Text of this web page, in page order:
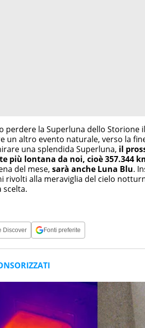
perdere la Superluna dello Storione
un altro evento naturale, verso la
una splendida Superluna, il
più lontana da noi, cioè 357.344
del mese, sarà anche Luna Blu.
rivolti alla meraviglia del cielo
scelta.
Discover Fonti preferite